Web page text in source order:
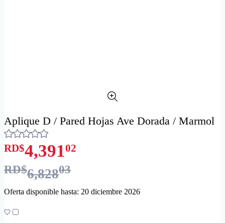
Aplique D / Pared Hojas Ave Dorada / Marmol
RD$4,39102
RD$6,82803
Oferta disponible hasta: 20 diciembre 2026